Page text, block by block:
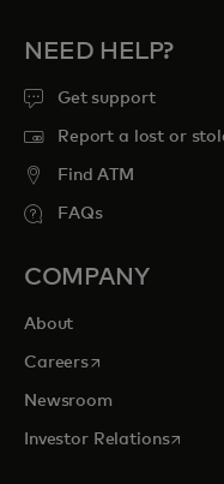
NEED HELP?
Get support
Report a lost or
Find ATM
FAQs
COMPANY
About
Careersopens in a new
Newsroom
Investor Relationsopens